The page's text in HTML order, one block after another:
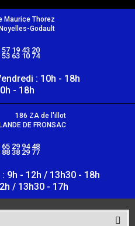
Maurice Thorez
Godault
57 19 43 20
53 63 10 74
: 10h - 18h
- 18h
186 ZA de l'illot
DE FRONSAC
65 29 94 48
88 38 29 77
9h - 12h / 13h30 - 18h
/ 13h30 - 17h